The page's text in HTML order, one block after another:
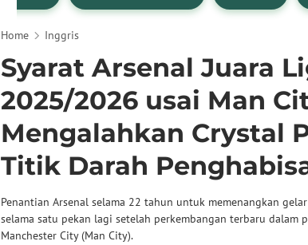
Home Inggris
Syarat Arsenal Juara
2025/2026 usai Man
Mengalahkan Crystal
Titik Darah
Penantian Arsenal selama 22 tahun untuk memenangkan
selama satu pekan lagi setelah perkembangan terbaru dalam
Manchester City (Man City).